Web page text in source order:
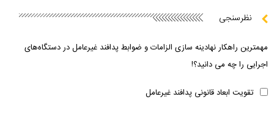
نظرسنجی
مهمترین راهکار نهادینه سازی الزامات و ضوابط پدافند غیرعامل در دستگاه‌های
اجرایی را چه می دانید؟!
تقویت ابعاد قانونی پدافند غیرعامل